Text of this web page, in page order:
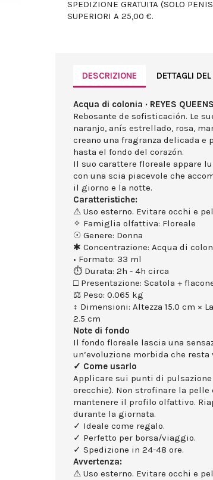
SPEDIZIONE GRATUITA (SOLO
SUPERIORI A 25,00 €.
DESCRIZIONE DETTAGLI
Acqua di colonia · REYES
Rebosante de sofisticación. Le
naranjo, anís estrellado, rosa,
creano una fragranza delicada e
hasta el fondo del corazón.
Il suo carattere floreale appare
con una scia piacevole che
il giorno e la notte.
Caratteristiche:
⚠ Uso esterno. Evitare occhi e
✧ Famiglia olfattiva: Floreale
☉ Genere: Donna
✱ Concentrazione: Acqua di
• Formato: 33 ml
⏱ Durata: 2h - 4h circa
□ Presentazione: Scatola +
⚖ Peso: 0.065 kg
↕ Dimensioni: Altezza 15.0 cm ×
2.5 cm
Note di fondo
Il fondo floreale lascia una
un’evoluzione morbida che
✓ Come usarlo
Applicare sui punti di
orecchie). Non strofinare la pelle
mantenere il profilo olfattivo.
durante la giornata.
✓ Ideale come regalo.
✓ Perfetto per borsa/viaggio.
✓ Spedizione in 24-48 ore.
Avvertenza:
⚠ Uso esterno. Evitare occhi e